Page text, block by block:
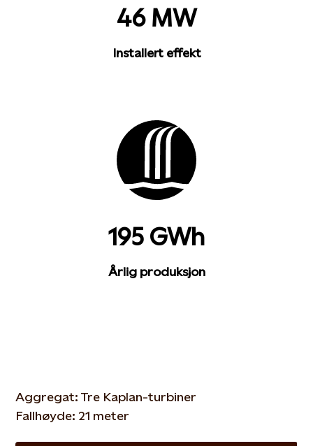
46 MW
Installert effekt
195 GWh
Årlig produksjon
Aggregat: Tre Kaplan-turbiner
Fallhøyde: 21 meter